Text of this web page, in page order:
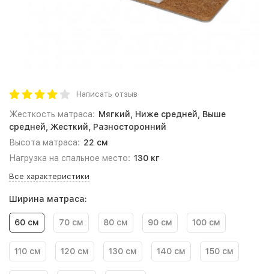
Написать отзыв
Жесткость матраса: Мягкий, Ниже средней, Выше
средней, Жесткий, Разносторонний
Высота матраса: 22 см
Нагрузка на спальное место: 130 кг
Все характеристики
Ширина матраса:
60 см 70 см 80 см 90 см 100 см
110 см 120 см 130 см 140 см 150 см